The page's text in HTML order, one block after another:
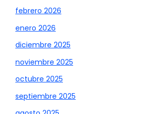
febrero 2026
enero 2026
diciembre 2025
noviembre 2025
octubre 2025
septiembre 2025